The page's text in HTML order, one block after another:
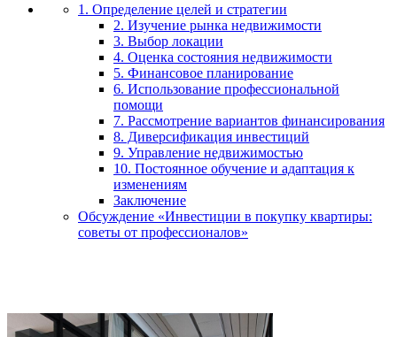
1. Определение целей и стратегии
2. Изучение рынка недвижимости
3. Выбор локации
4. Оценка состояния недвижимости
5. Финансовое планирование
6. Использование профессиональной
помощи
7. Рассмотрение вариантов финансирования
8. Диверсификация инвестиций
9. Управление недвижимостью
10. Постоянное обучение и адаптация к
изменениям
Заключение
Обсуждение «Инвестиции в покупку квартиры:
советы от профессионалов»